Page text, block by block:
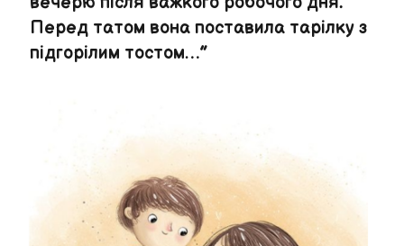
Перед татом вона поставила тарілку з
підгорілим тостом…”